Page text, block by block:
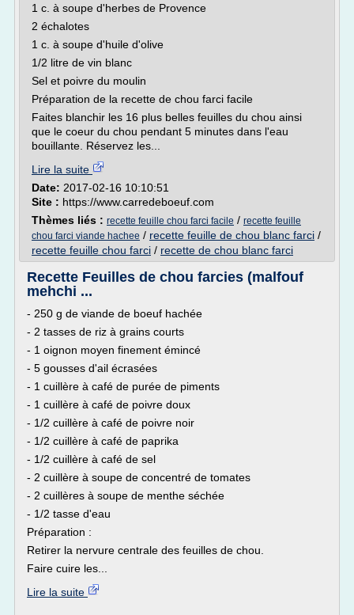
1 c. à soupe d'herbes de Provence
2 échalotes
1 c. à soupe d'huile d'olive
1/2 litre de vin blanc
Sel et poivre du moulin
Préparation de la recette de chou farci facile
Faites blanchir les 16 plus belles feuilles du chou ainsi
que le coeur du chou pendant 5 minutes dans l'eau
bouillante. Réservez les...
Lire la suite
Date: 2017-02-16 10:10:51
Site : https://www.carredeboeuf.com
Thèmes liés : recette feuille chou farci facile / recette feuille
chou farci viande hachee / recette feuille de chou blanc farci /
recette feuille chou farci / recette de chou blanc farci
Recette Feuilles de chou farcies (malfouf
mehchi ...
- 250 g de viande de boeuf hachée
- 2 tasses de riz à grains courts
- 1 oignon moyen finement émincé
- 5 gousses d'ail écrasées
- 1 cuillère à café de purée de piments
- 1 cuillère à café de poivre doux
- 1/2 cuillère à café de poivre noir
- 1/2 cuillère à café de paprika
- 1/2 cuillère à café de sel
- 2 cuillère à soupe de concentré de tomates
- 2 cuillères à soupe de menthe séchée
- 1/2 tasse d'eau
Préparation :
Retirer la nervure centrale des feuilles de chou.
Faire cuire les...
Lire la suite